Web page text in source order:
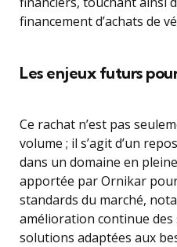
financement d’achats de
Les enjeux futurs
Ce rachat n’est pas
volume ; il s’agit d’un
dans un domaine en
apportée par Ornikar
standards du marché,
amélioration continue des
solutions adaptées aux